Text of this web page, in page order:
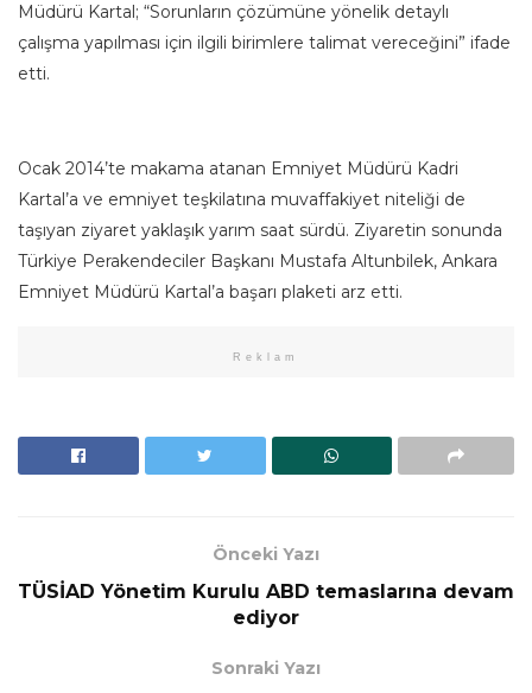
Müdürü Kartal; “Sorunların çözümüne yönelik detaylı
çalışma yapılması için ilgili birimlere talimat vereceğini” ifade
etti.
Ocak 2014’te makama atanan Emniyet Müdürü Kadri
Kartal’a ve emniyet teşkilatına muvaffakiyet niteliği de
taşıyan ziyaret yaklaşık yarım saat sürdü. Ziyaretin sonunda
Türkiye Perakendeciler Başkanı Mustafa Altunbilek, Ankara
Emniyet Müdürü Kartal’a başarı plaketi arz etti.
Reklam
Önceki Yazı
TÜSİAD Yönetim Kurulu ABD temaslarına devam
ediyor
Sonraki Yazı